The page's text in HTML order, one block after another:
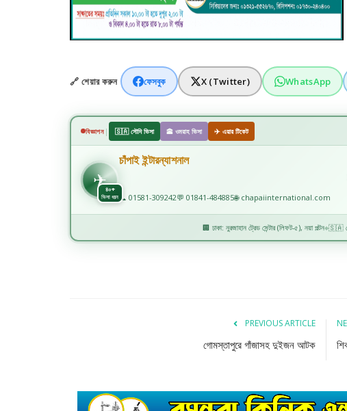
🔗 শেয়ার করুন ফেসবুক X (Twitter) WhatsApp
বিজ্ঞাপন | 🇸🇦 সৌদি ভিসা 🕋 ওমরাহ ভিসা ✈️ এয়ার টিকেট
✈৪০+
ভিসা ধরন
চাঁপাই ইন্টারন্যাশনাল
💈
📞 01581-309242💬 01841-484885🌐 chapaiinternational.com
🏢 ঢাকা: নুরজাহান ট্রেড সেন্টার (লিফট-৫), নয়া পল্টন◆🇸🇦
✈️
PREVIOUS ARTICLE
গোমস্তাপুরে গাঁজাসহ দুইজন আটক